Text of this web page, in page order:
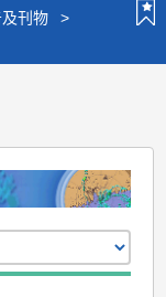
刊物
>